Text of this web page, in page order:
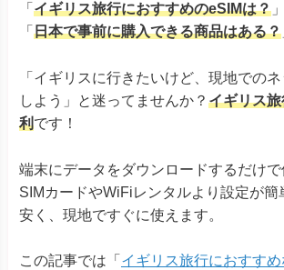
「 イギリス旅行におすすめのeSIMは？ 」
「 日本で事前に購入できる商品はある？
「イギリスに行きたいけど、現地での
しよう」と迷ってませんか？ イギリス
利です！
端末にデータをダウンロードするだけで
SIMカードやWiFiレンタルより設定が簡
安く、現地ですぐに使えます。
この記事では「 イギリス旅行におすす